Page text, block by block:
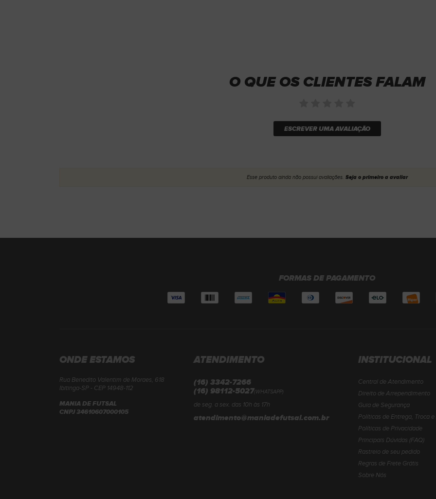
O QUE OS CLIENTES FALAM
ESCREVER UMA AVALIAÇÃO
Esse produto ainda não possui avaliações. Seja o primeiro a avaliar
FORMAS DE PAGAMENTO
ONDE ESTAMOS
Rua Benedito Valentim de Moraes, 618
Ibitinga-SP - CEP 14948-112
MANIA DE FUTSAL
CNPJ 34610607000105
ATENDIMENTO
(16) 3342-7266
(16) 98112-5027(WHATSAPP)
de seg. a sex. das 10h às 17h
atendimento@maniadefutsal.com.br
INSTITUCIONAL
Central de Atendimento
Direito de Arrependimento
Guia de Segurança
Políticas de Entrega, Troca
Políticas de Privacidade
Principais Dúvidas (FAQ)
Rastreio de seu pedido
Regras de Frete Grátis
Sobre Nós